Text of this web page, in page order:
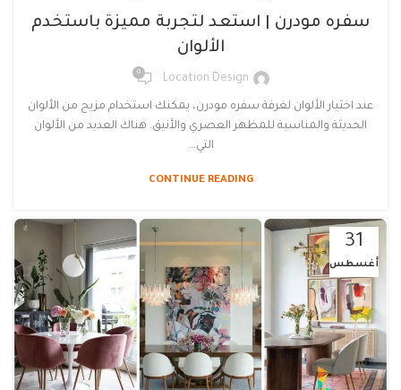
سفره مودرن | استعد لتجربة مميزة باستخدم
الألوان
Location Design
0
عند اختيار الألوان لغرفة سفره مودرن، يمكنك استخدام مزيج من الألوان
الحديثة والمناسبة للمظهر العصري والأنيق. هناك العديد من الألوان
التي...
CONTINUE READING
31
أغسطس